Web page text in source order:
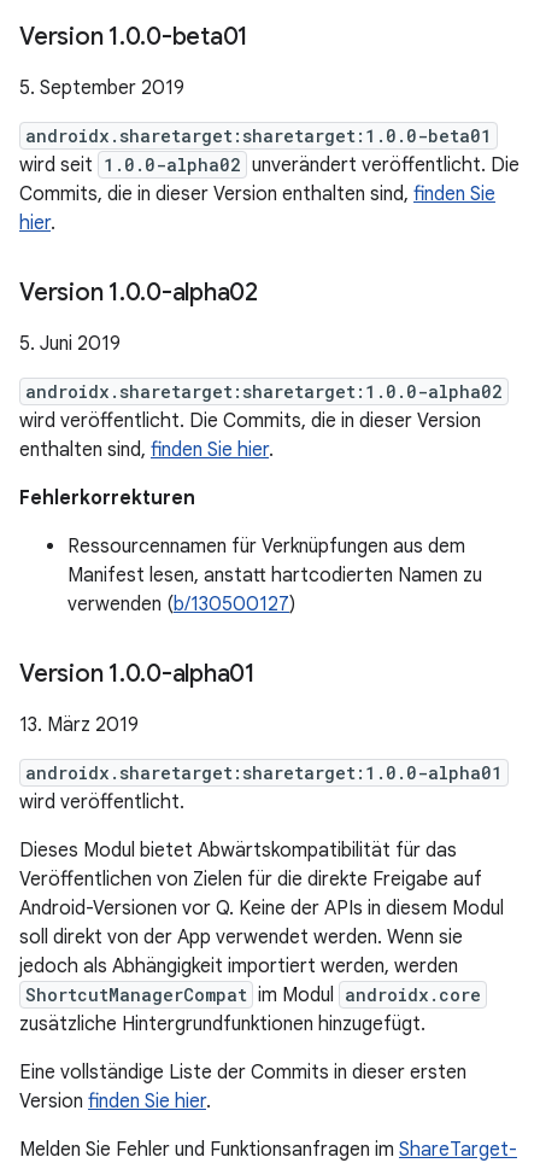
Version 1.0.0-beta01
5. September 2019
androidx.sharetarget:sharetarget:1.0.0-beta01
wird seit 1.0.0-alpha02 unverändert veröffentlicht. Die
Commits, die in dieser Version enthalten sind, finden Sie
hier.
Version 1.0.0-alpha02
5. Juni 2019
androidx.sharetarget:sharetarget:1.0.0-alpha02
wird veröffentlicht. Die Commits, die in dieser Version
enthalten sind, finden Sie hier.
Fehlerkorrekturen
Ressourcennamen für Verknüpfungen aus dem
Manifest lesen, anstatt hartcodierten Namen zu
verwenden (b/130500127)
Version 1.0.0-alpha01
13. März 2019
androidx.sharetarget:sharetarget:1.0.0-alpha01
wird veröffentlicht.
Dieses Modul bietet Abwärtskompatibilität für das
Veröffentlichen von Zielen für die direkte Freigabe auf
Android-Versionen vor Q. Keine der APIs in diesem Modul
soll direkt von der App verwendet werden. Wenn sie
jedoch als Abhängigkeit importiert werden, werden
ShortcutManagerCompat im Modul androidx.core
zusätzliche Hintergrundfunktionen hinzugefügt.
Eine vollständige Liste der Commits in dieser ersten
Version finden Sie hier.
Melden Sie Fehler und Funktionsanfragen im ShareTarget-